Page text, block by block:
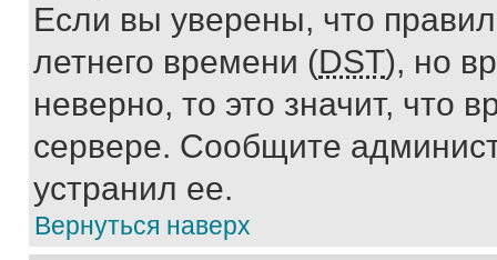
Если вы уверены, что
летнего времени (DST), но
неверно, то это значит, что
сервере. Сообщите
устранил ее.
Вернуться наверх